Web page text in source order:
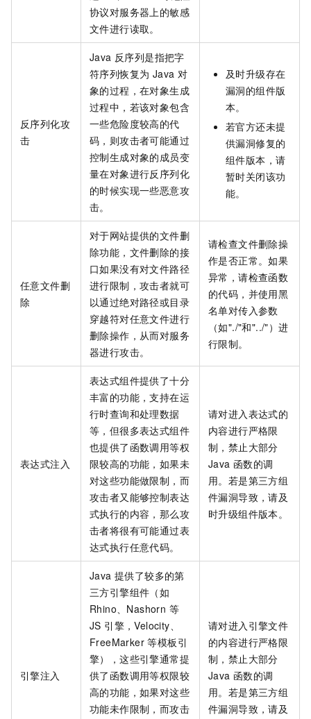
协议对服务器上的敏感
文件进行读取。
反序列化攻
击
Java 反序列是指把字
符序列恢复为 Java 对
象的过程，在对象生成
过程中，若该对象包含
一些危险度较高的代
码，则攻击者可能通过
控制生成对象的成员变
量在对象进行反序列化
的时候实现一些恶意攻
击。
及时升级存在
漏洞的组件版
本。
若官方还未提
供漏洞修复的
组件版本，请
暂时关闭该功
能。
任意文件删
除
对于网站提供的文件删
除功能，文件删除的接
口如果没有对文件路径
进行限制，攻击者就可
以通过绝对路径或目录
穿越符对任意文件进行
删除操作，从而对服务
器进行攻击。
请检查文件删除操
作是否正常。如果
异常，请检查函数
的代码，并使用黑
名单对传入参数
（如"./"和"../"）进
行限制。
表达式注入
表达式组件提供了十分
丰富的功能，支持在运
行时查询和处理数据
等，但很多表达式组件
也提供了函数调用等权
限较高的功能，如果未
对这些功能做限制，而
攻击者又能够控制表达
式执行的内容，那么攻
击者将很有可能通过表
达式执行任意代码。
请对进入表达式的
内容进行严格限
制，禁止大部分
Java 函数的调
用。若是第三方组
件漏洞导致，请及
时升级组件版本。
引擎注入
Java 提供了较多的第
三方引擎组件（如
Rhino、Nashorn 等
JS 引擎，Velocity、
FreeMarker 等模板引
擎），这些引擎通常提
供了函数调用等权限较
高的功能，如果对这些
功能未作限制，而攻击
请对进入引擎文件
的内容进行严格限
制，禁止大部分
Java 函数的调
用。若是第三方组
件漏洞导致，请及